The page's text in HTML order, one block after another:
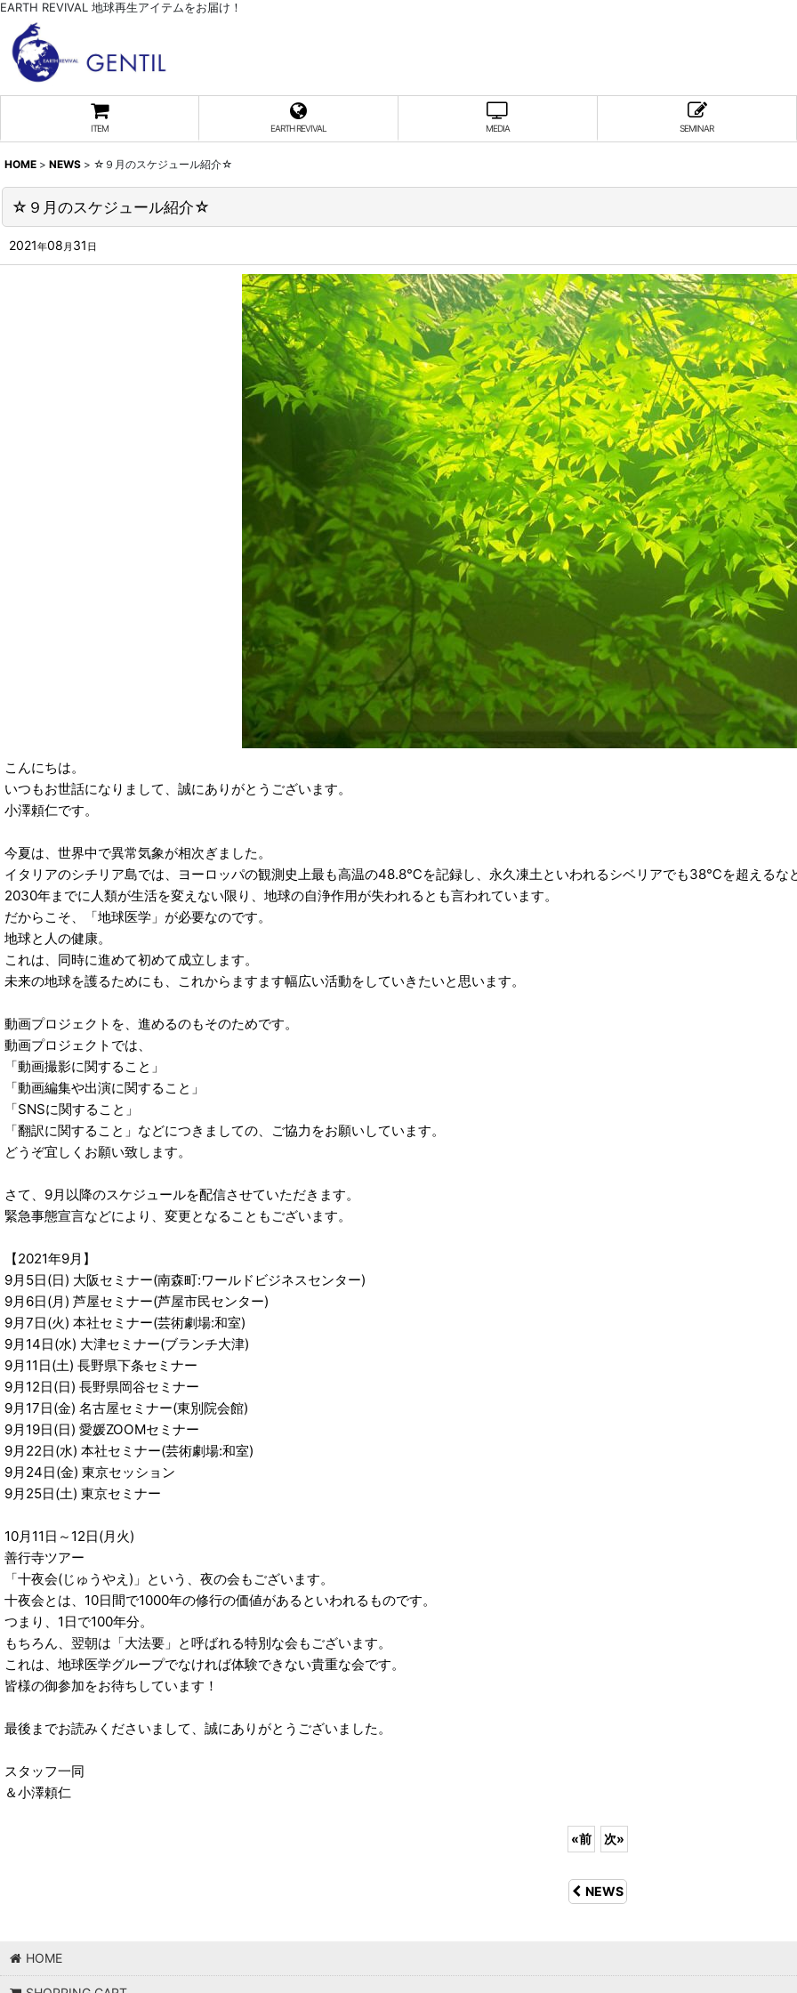
EARTH REVIVAL 地球再生アイテムをお届け！
ITEM EARTH REVIVAL MEDIA SEMINAR
HOME > NEWS > ☆９月のスケジュール紹介☆
☆９月のスケジュール紹介☆
2021年08 月 31 日
こんにちは。
いつもお世話になりまして、誠にありがとうございます。
小澤頼仁です。
今夏は、世界中で異常気象が相次ぎました。
イタリアのシチリア島では、ヨーロッパの観測史上最も高温の48.8℃を記録し、永久凍土といわれるシベリアでも38℃を超えるな
2030年までに人類が生活を変えない限り、地球の自浄作用が失われるとも言われています。
だからこそ、「地球医学」が必要なのです。
地球と人の健康。
これは、同時に進めて初めて成立します。
未来の地球を護るためにも、これからますます幅広い活動をしていきたいと思います。
動画プロジェクトを、進めるのもそのためです。
動画プロジェクトでは、
「動画撮影に関すること」
「動画編集や出演に関すること」
「SNSに関すること」
「翻訳に関すること」などにつきましての、ご協力をお願いしています。
どうぞ宜しくお願い致します。
さて、9月以降のスケジュールを配信させていただきます。
緊急事態宣言などにより、変更となることもございます。
【2021年9月】
9月5日(日) 大阪セミナー(南森町:ワールドビジネスセンター)
9月6日(月) 芦屋セミナー(芦屋市民センター)
9月7日(火) 本社セミナー(芸術劇場:和室)
9月14日(水) 大津セミナー(ブランチ大津)
9月11日(土) 長野県下条セミナー
9月12日(日) 長野県岡谷セミナー
9月17日(金) 名古屋セミナー(東別院会館)
9月19日(日) 愛媛ZOOMセミナー
9月22日(水) 本社セミナー(芸術劇場:和室)
9月24日(金) 東京セッション
9月25日(土) 東京セミナー
10月11日～12日(月火)
善行寺ツアー
「十夜会(じゅうやえ)」という、夜の会もございます。
十夜会とは、10日間で1000年の修行の価値があるといわれるものです。
つまり、1日で100年分。
もちろん、翌朝は「大法要」と呼ばれる特別な会もございます。
これは、地球医学グループでなければ体験できない貴重な会です。
皆様の御参加をお待ちしています！
最後までお読みくださいまして、誠にありがとうございました。
スタッフ一同
＆小澤頼仁
«前 次»
NEWS
HOME